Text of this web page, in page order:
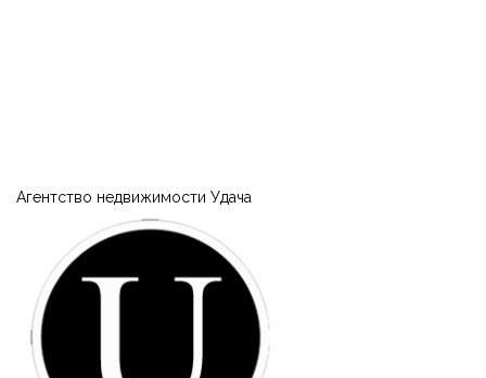
Агентство недвижимости Удача